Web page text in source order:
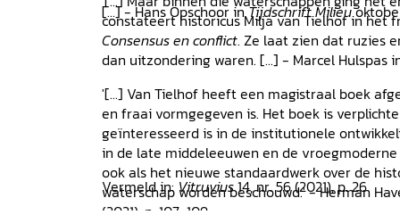
[...] - Hans Opschoor inTijdschrift Milieu
constateert historicus Milja van Tielhof in het
Consensus en conflict. Ze laat zien dat ruzies
dan uitzondering waren. [...] - Marcel Hulspas
'[...] Van Tielhof heeft een magistraal boek
en fraai vormgegeven is. Het boek is
geïnteresseerd is in de institutionele
in de late middeleeuwen en de
ook als het nieuwe standaardwerk over de
waterschap worden beschouwd.' - Herman
(2021), p. 107-109
Vermeld in: Vitruvius14, nr. 56 (2021), p. 26